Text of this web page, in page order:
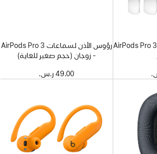
رؤوس الأذن لسماعات AirPods Pro 3
رؤوس الأذن لسماعات AirPods Pro 3
- زوجان (حجم صغير للغاية)
49.00 ر.س.‏